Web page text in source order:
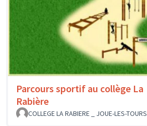
Parcours sportif au collège La
Rabière
COLLEGE LA RABIERE _ JOUE-LES-TOURS